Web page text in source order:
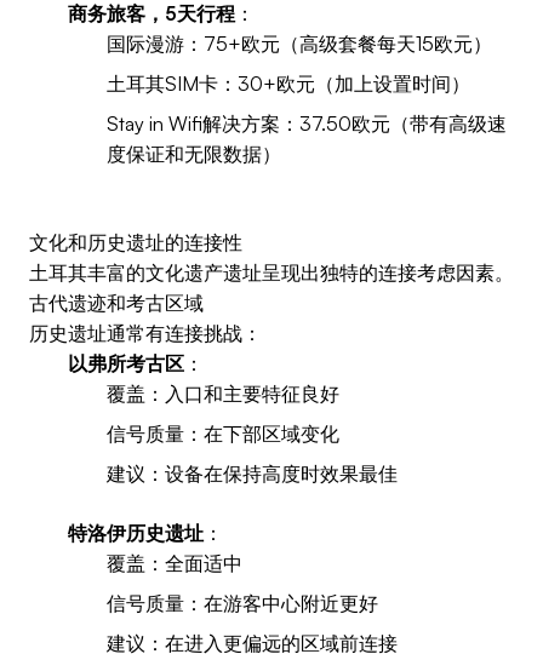
商务旅客，5天行程 ：
国际漫游：75+欧元（高级套餐每天15欧元）
土耳其SIM卡：30+欧元（加上设置时间）
Stay in Wifi解决方案：37.50欧元（带有高级速
度保证和无限数据）
文化和历史遗址的连接性
土耳其丰富的文化遗产遗址呈现出独特的连接考虑因素。
古代遗迹和考古区域
历史遗址通常有连接挑战：
以弗所考古区 ：
覆盖：入口和主要特征良好
信号质量：在下部区域变化
建议：设备在保持高度时效果最佳
特洛伊历史遗址 ：
覆盖：全面适中
信号质量：在游客中心附近更好
建议：在进入更偏远的区域前连接